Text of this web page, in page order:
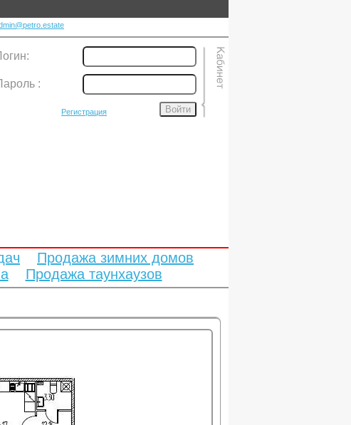
:
Регистрация Войти
Продажа зимних домов
Продажа таунхаузов